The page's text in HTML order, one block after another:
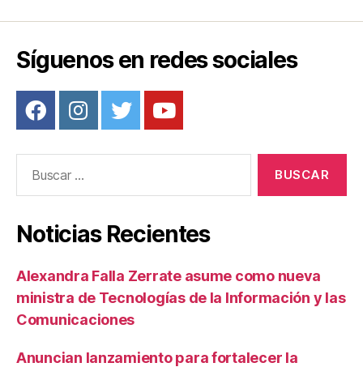
k
Síguenos en redes sociales
Noticias Recientes
Alexandra Falla Zerrate asume como nueva
ministra de Tecnologías de la Información y las
Comunicaciones
Anuncian lanzamiento para fortalecer la